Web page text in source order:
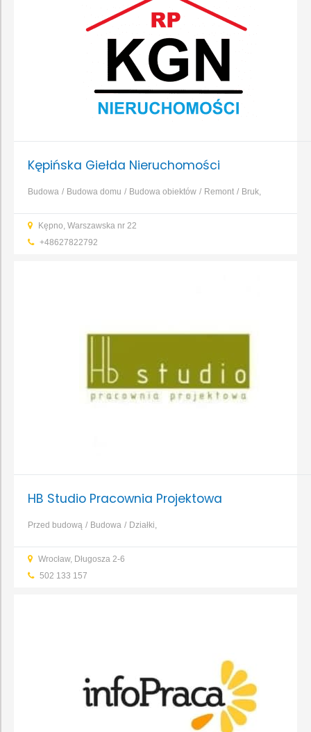
Kępińska Giełda Nieruchomości
Budowa Budowa domu Budowa obiektów Remont
Bruk,
izolacja, ocieplenie
Fundamenty, prace ziemne, wykopy
Kępno, Warszawska nr 22
+48627822792
HB Studio Pracownia Projektowa
Przed budową Budowa
Działki,
rozbiórki
Budowa domu
Wrocław, Długosza 2-6
502 133 157